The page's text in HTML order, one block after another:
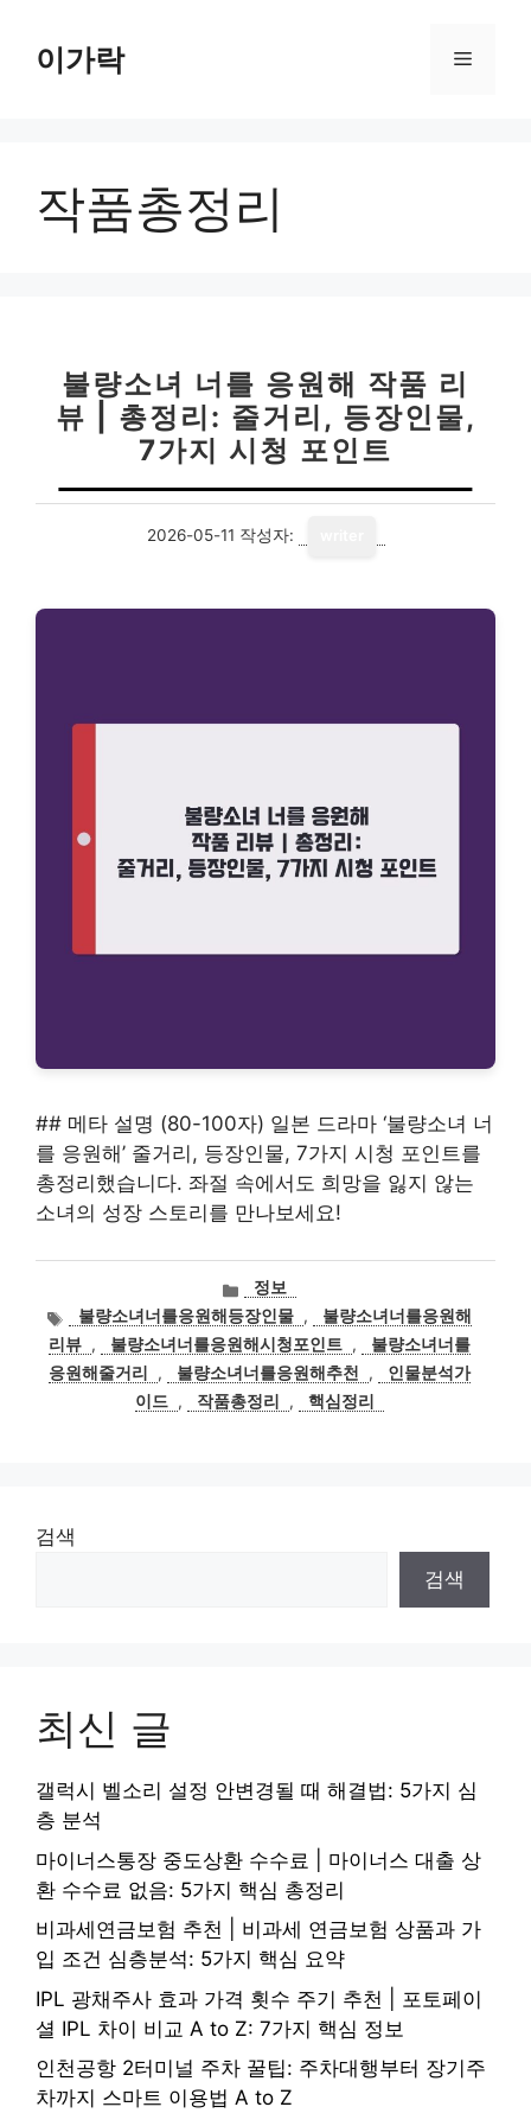
이가락 메
작품총정리
불량소녀 너를 응원해 작품 리
뷰 | 총정리: 줄거리, 등장인물,
7가지 시청 포인트
2026-05-11 작성자:
## 메타 설명 (80-100자) 일본 드라마 ‘불량소녀 너
를 응원해’ 줄거리, 등장인물, 7가지 시청 포인트를
총정리했습니다. 좌절 속에서도 희망을 잃지 않는
소녀의 성장 스토리를 만나보세요!
카
테
고
리
정보
태
그
불량소녀너를응원해등장인물 ,
불량소녀너를응원해
리뷰 , 불량소녀너를응원해시청포인트 ,
불량소녀너를
응원해줄거리
, 불량소녀너를응원해추천 ,
인물분석가
이드 , 작품총정리 , 핵심정리
검색
검색
최신 글
갤럭시 벨소리 설정 안변경될 때 해결법: 5가지 심
층 분석
마이너스통장 중도상환 수수료 | 마이너스 대출 상
환 수수료 없음: 5가지 핵심 총정리
비과세연금보험 추천 | 비과세 연금보험 상품과 가
입 조건 심층분석: 5가지 핵심 요약
IPL 광채주사 효과 가격 횟수 주기 추천 | 포토페이
셜 IPL 차이 비교 A to Z: 7가지 핵심 정보
인천공항 2터미널 주차 꿀팁: 주차대행부터 장기주
차까지 스마트 이용법 A to Z